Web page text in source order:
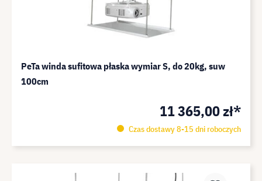
PeTa winda sufitowa płaska wymiar S, do 20kg, suw
100cm
11 365,00 zł*
Czas dostawy 8-15 dni roboczych